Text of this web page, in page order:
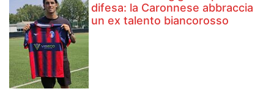
difesa: la Caronnese abbraccia
un ex talento biancorosso